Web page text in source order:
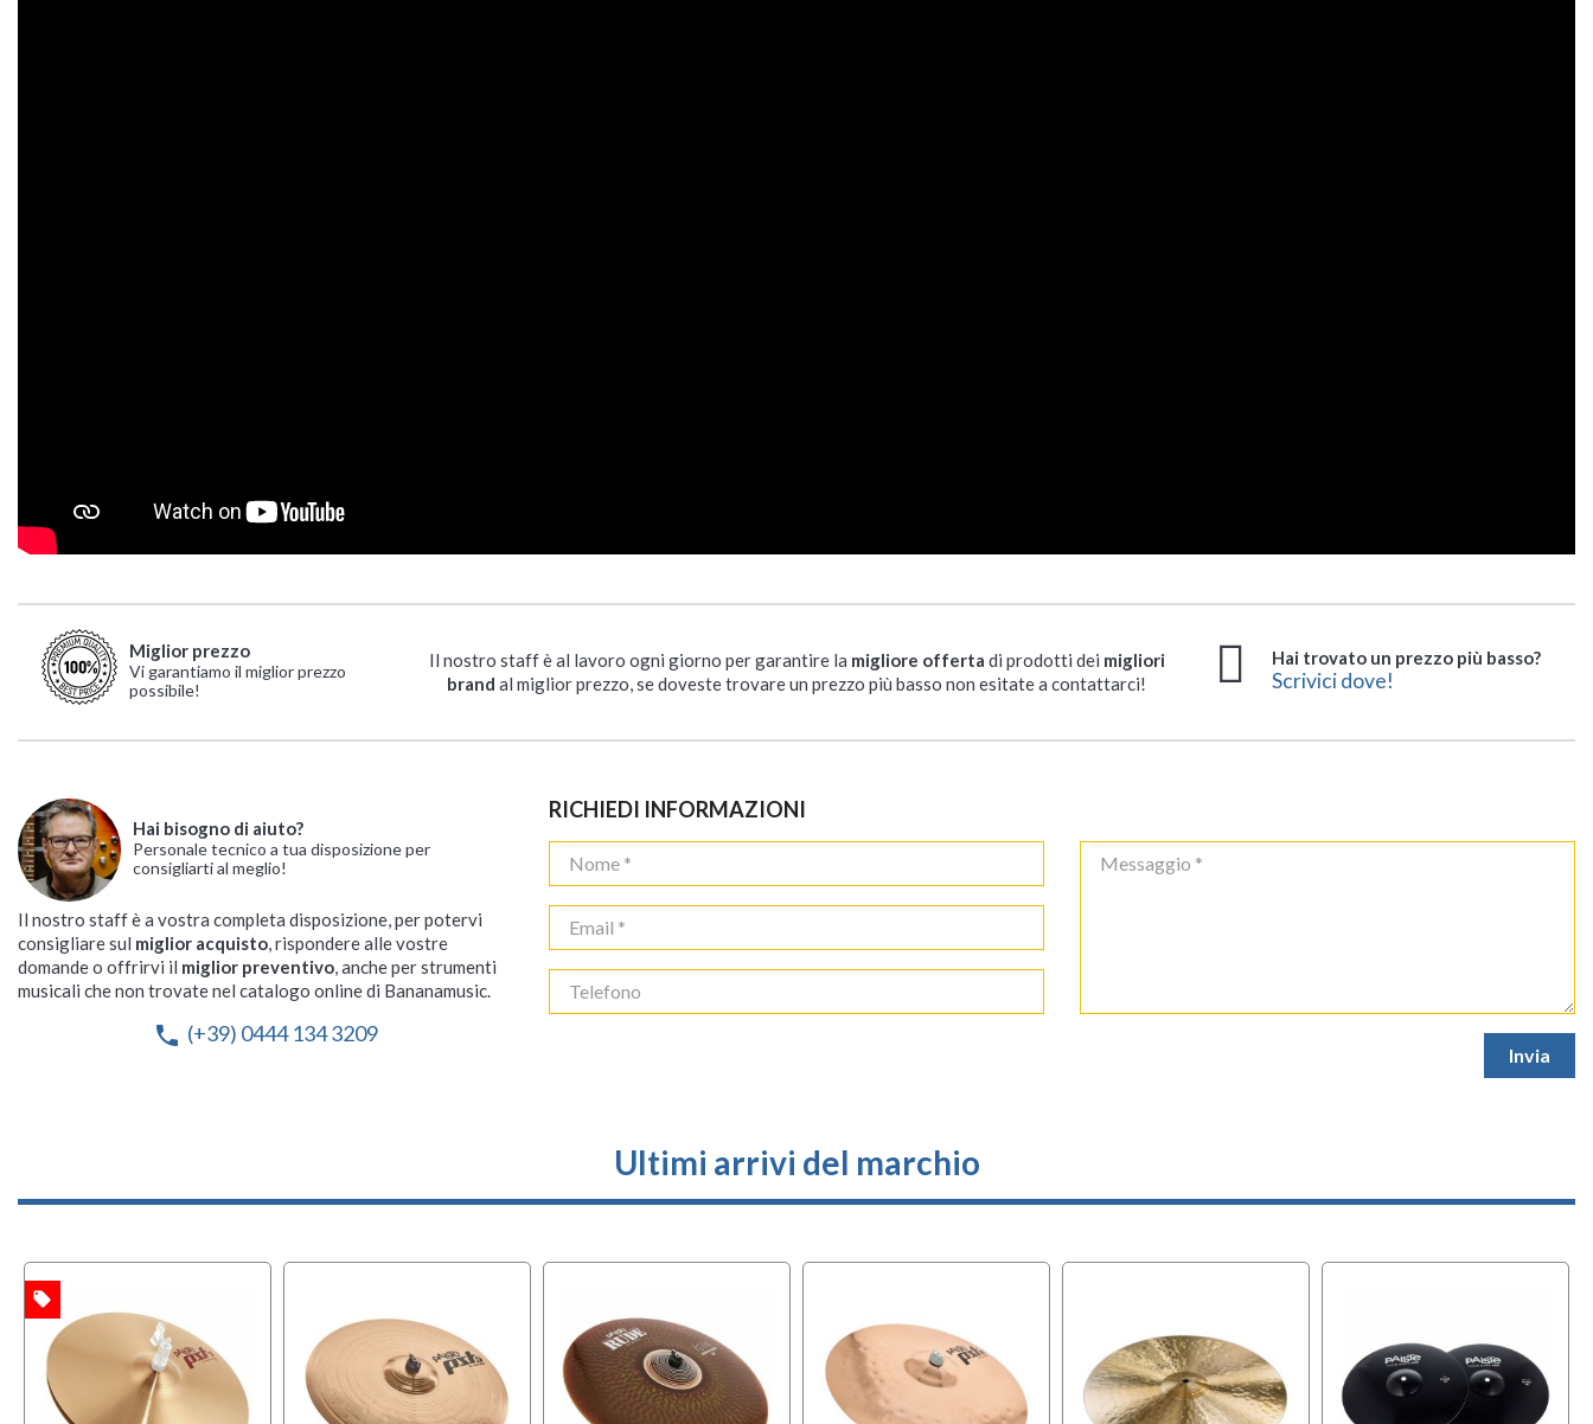
Miglior prezzo
Vi garantiamo il miglior prezzo
possibile!
Il nostro staff è al lavoro ogni giorno per garantire la migliore offerta di prodotti dei migliori
brand al miglior prezzo, se doveste trovare un prezzo più basso non esitate a contattarci!
Hai trovato un prezzo più basso?
Scrivici dove!
Hai bisogno di aiuto?
Personale tecnico a tua disposizione per
consigliarti al meglio!
Il nostro staff è a vostra completa disposizione, per potervi
consigliare sul miglior acquisto, rispondere alle vostre
domande o offrirvi il miglior preventivo, anche per strumenti
musicali che non trovate nel catalogo online di Bananamusic.
phone (+39) 0444 134 3209
RICHIEDI INFORMAZIONI
Ultimi arrivi del marchio
local_offer